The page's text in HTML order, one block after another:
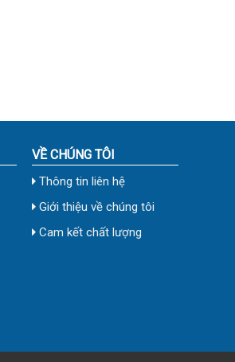
VỀ CHÚNG TÔI
Thông tin liên hệ
Giới thiệu về chúng tôi
Cam kết chất lượng